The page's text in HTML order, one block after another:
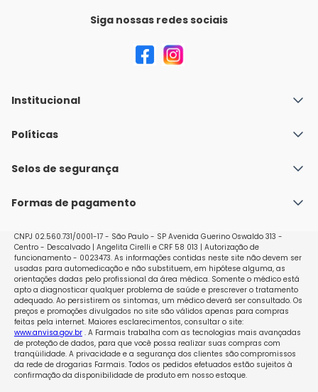
Siga nossas redes sociais
Institucional
Quem Somos
Nossas lojas
Políticas
Política de Envio
Políticas de Trocas e Devoluções
Selos de segurança
Formas de pagamento
CNPJ 02.560.731/0001-17 - São Paulo - SP Avenida Guerino Oswaldo 313 -
Centro - Descalvado | Angelita Cirelli e CRF 58 013 | Autorização de
funcionamento - 0023473. As informações contidas neste site não devem ser
usadas para automedicação e não substituem, em hipótese alguma, as
orientações dadas pelo profissional da área médica. Somente o médico está
apto a diagnosticar qualquer problema de saúde e prescrever o tratamento
adequado. Ao persistirem os sintomas, um médico deverá ser consultado. Os
preços e promoções divulgados no site são válidos apenas para compras
feitas pela internet. Maiores esclarecimentos, consultar o site:
www.anvisa.gov.br. A Farmais trabalha com as tecnologias mais avançadas
de proteção de dados, para que você possa realizar suas compras com
tranqüilidade. A privacidade e a segurança dos clientes são compromissos
da rede de drogarias Farmais. Todos os pedidos efetuados estão sujeitos à
confirmação da disponibilidade de produto em nosso estoque.